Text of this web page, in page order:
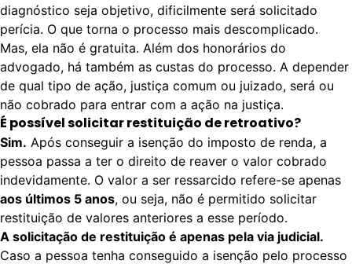
diagnóstico seja objetivo, dificilmente será solicitado
perícia. O que torna o processo mais descomplicado.
Mas, ela não é gratuita. Além dos honorários do
advogado, há também as custas do processo. A depender
de qual tipo de ação, justiça comum ou juizado, será ou
não cobrado para entrar com a ação na justiça.
É possível solicitar restituição de retroativo?
Sim. Após conseguir a isenção do imposto de renda, a
pessoa passa a ter o direito de reaver o valor cobrado
indevidamente. O valor a ser ressarcido refere-se apenas
aos últimos 5 anos, ou seja, não é permitido solicitar
restituição de valores anteriores a esse período.
A solicitação de restituição é apenas pela via judicial.
Caso a pessoa tenha conseguido a isenção pelo processo